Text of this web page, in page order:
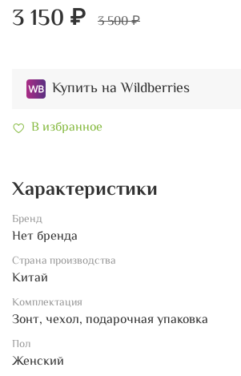
3 150 ₽ 3 500 ₽
Купить на Wildberries
В избранное
Характеристики
Бренд
Нет бренда
Страна производства
Китай
Комплектация
Зонт, чехол, подарочная упаковка
Пол
Женский